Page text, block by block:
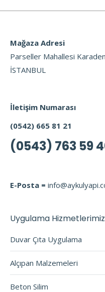
Mağaza Adresi
Parseller Mahallesi
İSTANBUL
İletişim Numarası
(0542) 665 81 21
(0543) 763 59
E-Posta =
Uygulama Hizmetlerimiz
Duvar Çıta Uygulama
Alçıpan Malzemeleri
Beton Silim